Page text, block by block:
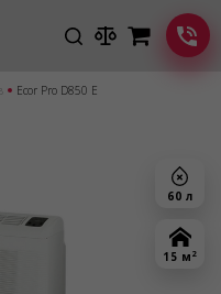
Ecor Pro D850 E
60 л
15 м 2